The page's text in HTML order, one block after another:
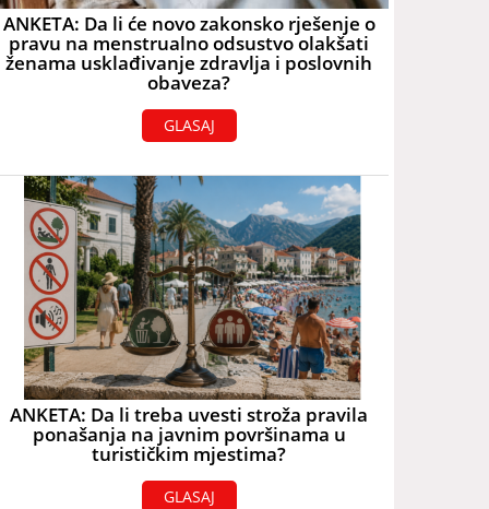
ANKETA: Da li će novo zakonsko rješenje o
pravu na menstrualno odsustvo olakšati
ženama usklađivanje zdravlja i poslovnih
obaveza?
GLASAJ
ANKETA: Da li treba uvesti stroža pravila
ponašanja na javnim površinama u
turističkim mjestima?
GLASAJ